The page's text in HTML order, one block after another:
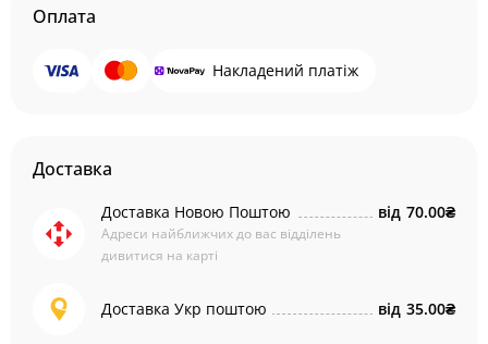
Оплата
Накладений платіж
Доставка
Доставка Новою Поштою
Адреси найближчих до вас відділень
дивитися на карті
від 70.00₴
Доставка Укр поштою від 35.00₴